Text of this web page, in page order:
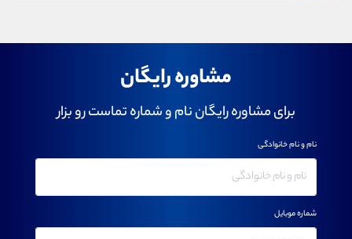
مشاوره رایگان
برای مشاوره رایگان نام و شماره تماست رو بزار
نام و نام خانوادگی
شماره موبایل